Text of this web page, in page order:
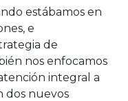
estábamos en
e
de
nos enfocamos
integral a
dos nuevos